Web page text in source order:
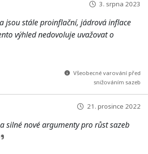
3. srpna 2023
jsou stále proinflační, jádrová inflace
výhled nedovoluje uvažovat o
Všeobecné varování před
snižováním sazeb
21. prosince 2022
silné nové argumenty pro růst sazeb